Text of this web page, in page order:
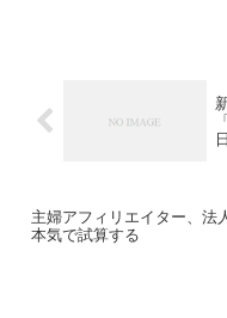
主婦アフィリエイター、法
本気で試算する